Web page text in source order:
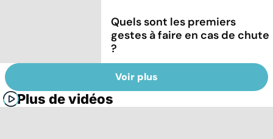
Quels sont les premiers
gestes à faire en cas de chute
?
Voir plus
Plus de vidéos